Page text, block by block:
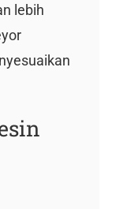
lebih